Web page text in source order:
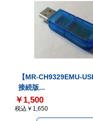
【MR-CH9329EMU-
接続版...
￥1,500
税込￥1,650